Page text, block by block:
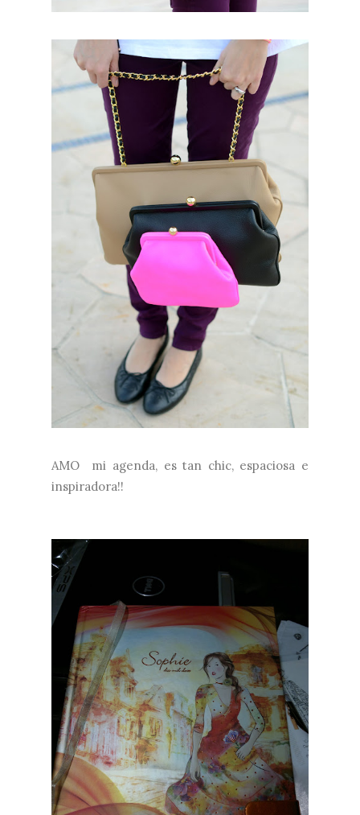
AMO mi agenda, es tan chic, espaciosa e
inspiradora!!